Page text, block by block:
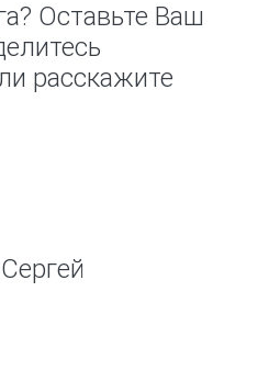
Оставьте Ваш
расскажите